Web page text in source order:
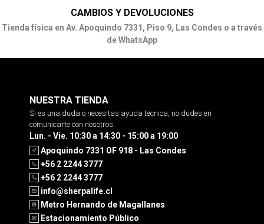
CAMBIOS Y DEVOLUCIONES
Tienda física en Av. Apoquindo 7331, Piso 9, Las Condes o a través
de WhatsApp
NUESTRA TIENDA
Si es una duda o necesitas ayuda tecnica, no dudes en
comunicarte con nosotros
Lun. - Vie. 10:30 a 14:30 - 15:00 a 19:00
Apoquindo 7331 OF 918 - Las Condes
+56 2 2244 3777
+56 2 2244 3777
info@sherpalife.cl
Metro Hernando de Magallanes
Estacionamiento Público